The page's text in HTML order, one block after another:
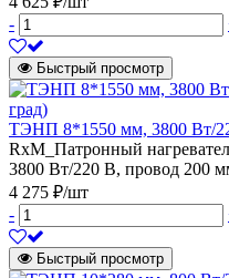
-
Быстрый просмотр
ТЭНП 8*1550 мм, 3800 Вт/
RxM_Патронный
3800 Вт/220 В, провод 200
4 275 ₽/шт
-
Быстрый просмотр